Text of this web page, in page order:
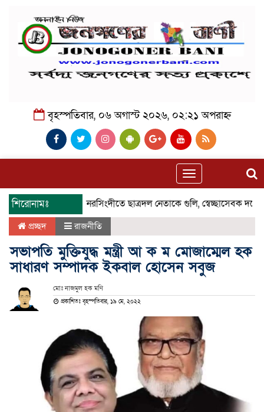
বৃহস্পতিবার, ০৬ অগাস্ট ২০২৬, ০২:২১ অপরাহ্ন
Toggle
navigation
শিরোনামঃ নরসিংদীতে ছাত্রদল নেতাকে গুলি, স্বেচ্ছাসেবক দলের
প্রচ্ছদ রাজনীতি
সভাপতি মুক্তিযুদ্ধ মন্ত্রী আ ক ম মোজাম্মেল হক
সাধারণ সম্পাদক ইকবাল হোসেন সবুজ
মোঃ নাজমুল হক মণি
প্রকাশিতঃ বৃহস্পতিবার, ১৯ মে, ২০২২